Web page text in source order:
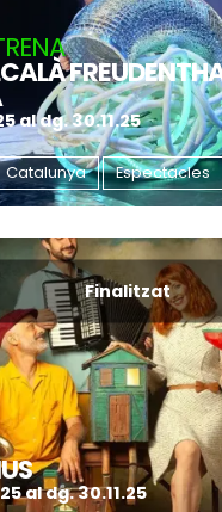
al dg. 30.11.25
Catalunya Espectacles
Finalitzat
al dg. 30.11.25